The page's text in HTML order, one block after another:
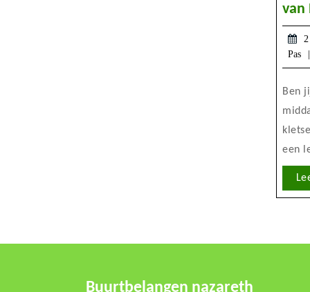
van
Pas
Ben jij 50+ en toe aan een
een
Buurtbelangen nazareth